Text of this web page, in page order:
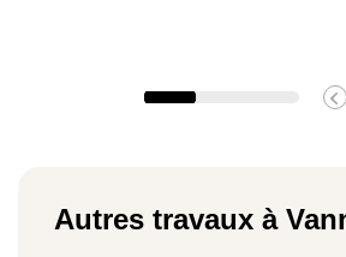
Autres travaux à